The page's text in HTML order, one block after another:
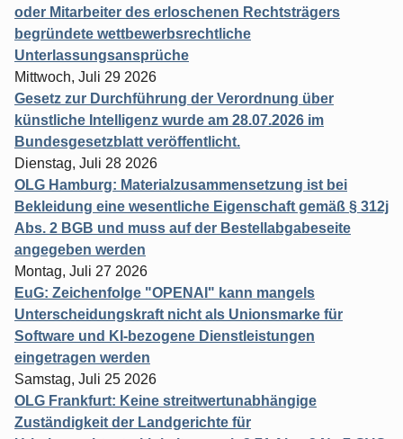
oder Mitarbeiter des erloschenen Rechtsträgers
begründete wettbewerbsrechtliche
Unterlassungsansprüche
Mittwoch, Juli 29 2026
Gesetz zur Durchführung der Verordnung über
künstliche Intelligenz wurde am 28.07.2026 im
Bundesgesetzblatt veröffentlicht.
Dienstag, Juli 28 2026
OLG Hamburg: Materialzusammensetzung ist bei
Bekleidung eine wesentliche Eigenschaft gemäß § 312j
Abs. 2 BGB und muss auf der Bestellabgabeseite
angegeben werden
Montag, Juli 27 2026
EuG: Zeichenfolge "OPENAI" kann mangels
Unterscheidungskraft nicht als Unionsmarke für
Software und KI-bezogene Dienstleistungen
eingetragen werden
Samstag, Juli 25 2026
OLG Frankfurt: Keine streitwertunabhängige
Zuständigkeit der Landgerichte für